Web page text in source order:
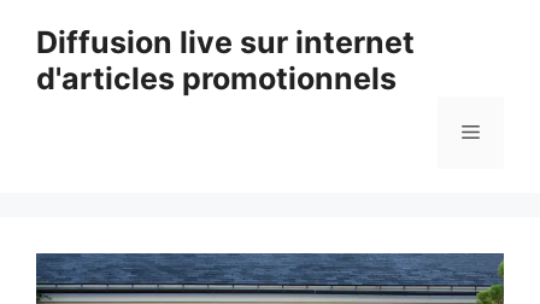
contenu
Diffusion live sur internet
d'articles promotionnels
Menu